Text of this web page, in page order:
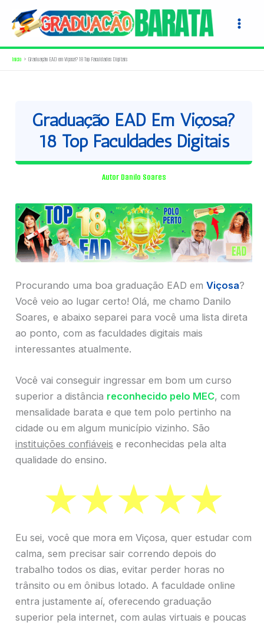
para
conteúdo
Início Graduação EAD em Viçosa? 18 Top Faculdades Digitais
Graduação EAD Em Viçosa?
18 Top Faculdades Digitais
Autor Danilo Soares
Procurando uma boa graduação EAD em Viçosa?
Você veio ao lugar certo! Olá, me chamo Danilo
Soares, e abaixo separei para você uma lista direta
ao ponto, com as faculdades digitais mais
interessantes atualmente.
Você vai conseguir ingressar em bom um curso
superior a distância reconhecido pelo MEC, com
mensalidade barata e que tem polo pertinho na
cidade ou em algum município vizinho. São
instituições confiáveis e reconhecidas pela alta
qualidade do ensino.
Eu sei, você que mora em Viçosa, quer estudar com
calma, sem precisar sair correndo depois do
trabalho todos os dias, evitar perder horas no
trânsito ou em ônibus lotado. A faculdade online
entra justamente aí, oferecendo graduação
superior pela internet, com aulas virtuais e poucas